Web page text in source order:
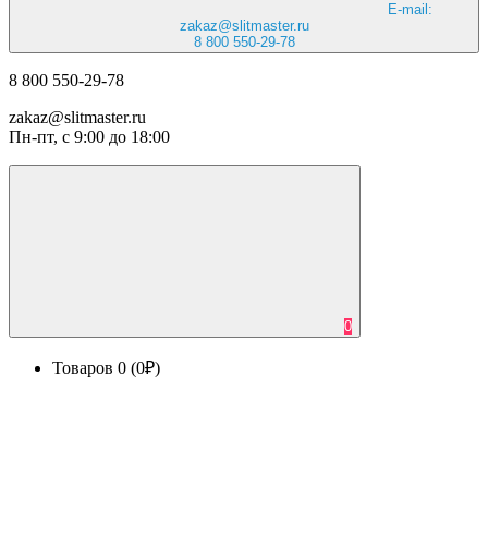
E-mail:
zakaz@slitmaster.ru
8 800 550-29-78
8 800 550-29-78
zakaz@slitmaster.ru
Пн-пт, с 9:00 до 18:00
0
Товаров 0 (0₽)